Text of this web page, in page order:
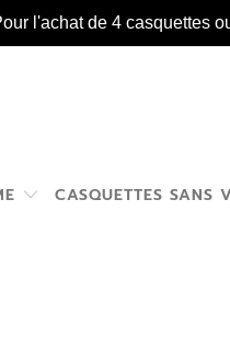
Pour l'achat de 4 casquettes
CASQUETTES SANS